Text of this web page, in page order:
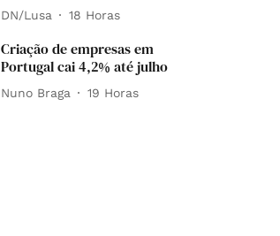
DN/Lusa 18 Horas
Criação de empresas em
Portugal cai 4,2% até julho
Nuno Braga 19 Horas